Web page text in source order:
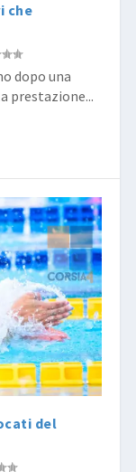
che
dopo una
prestazione...
del